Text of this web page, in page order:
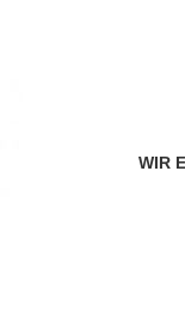
WIR